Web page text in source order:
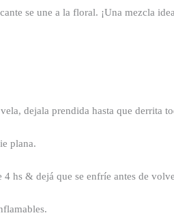
se une a la floral. ¡Una mezcla
dejala prendida hasta que derrita
plana.
hs & dejá que se enfríe antes de